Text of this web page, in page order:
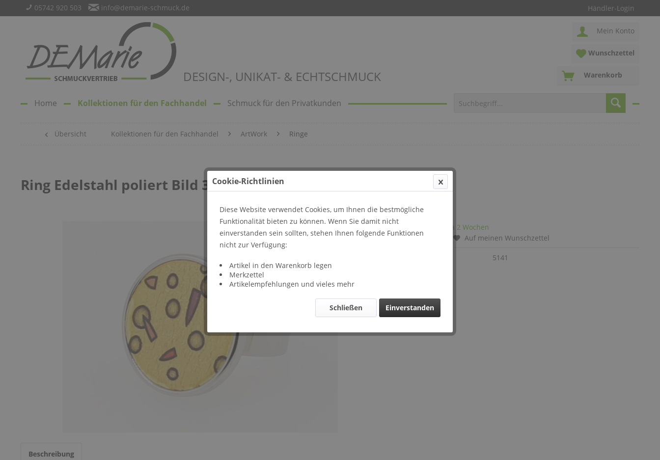
Händler-Login
05742 920 503 info@demarie-schmuck.de
DESIGN-, UNIKAT- & ECHTSCHMUCK
Mein Konto
Wunschzettel
Warenkorb
Home Kollektionen für den Fachhandel Schmuck für den Privatkunden
Übersicht Kollektionen für den Fachhandel ArtWork Ringe
Ring Edelstahl poliert Bild 301
Lieferzeit: ca 2 Wochen
Vergleichen
Auf meinen Wunschzettel
5141
Beschreibung
Cookie-Richtlinien
Diese Website verwendet Cookies, um Ihnen die bestmögliche
Funktionalität bieten zu können. Wenn Sie damit nicht
einverstanden sein sollten, stehen Ihnen folgende Funktionen
nicht zur Verfügung:
Artikel in den Warenkorb legen
Merkzettel
Artikelempfehlungen und vieles mehr
Einverstanden
Schließen